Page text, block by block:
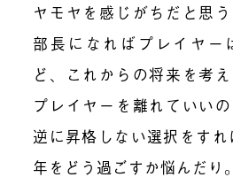
ヤモヤを感じがちだと思
部長になればプレイヤー
ど、これからの将来を考
プレイヤーを離れていいの
逆に昇格しない選択をす
年をどう過ごすか悩んだり。